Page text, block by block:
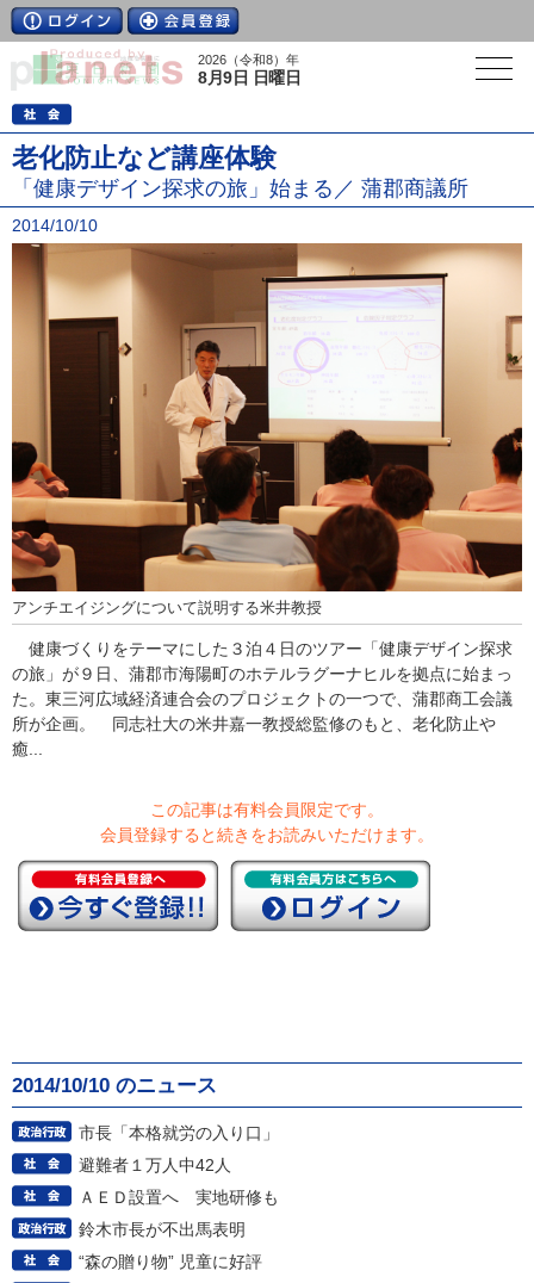
2026（令和8）年
8月9日 日曜日
老化防止など講座体験
「健康デザイン探求の旅」始まる／ 蒲郡商議所
2014/10/10
アンチエイジングについて説明する米井教授
健康づくりをテーマにした３泊４日のツアー「健康デザイン探求
の旅」が９日、蒲郡市海陽町のホテルラグーナヒルを拠点に始まっ
た。東三河広域経済連合会のプロジェクトの一つで、蒲郡商工会議
所が企画。 同志社大の米井嘉一教授総監修のもと、老化防止や
癒...
この記事は有料会員限定です。
会員登録すると続きをお読みいただけます。
2014/10/10 のニュース
市長「本格就労の入り口」
避難者１万人中42人
ＡＥＤ設置へ 実地研修も
鈴木市長が不出馬表明
“森の贈り物” 児童に好評